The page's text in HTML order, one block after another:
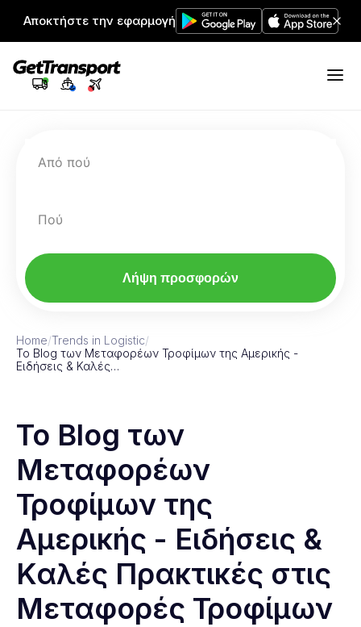
Αποκτήστε την εφαρμογή
Από πού
Πού
Λήψη προσφορών
Home/Trends in Logistic/
Το Blog των Μεταφορέων Τροφίμων της Αμερικής -
Ειδήσεις & Καλές…
Το Blog των
Μεταφορέων
Τροφίμων της
Αμερικής - Ειδήσεις &
Καλές Πρακτικές στις
Μεταφορές Τροφίμων